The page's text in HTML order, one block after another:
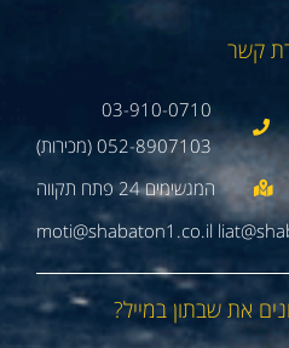
קשר
03-910-0710
052-8907103 (מכירות)
moti@shabaton1.co.il
את שבתון במייל?